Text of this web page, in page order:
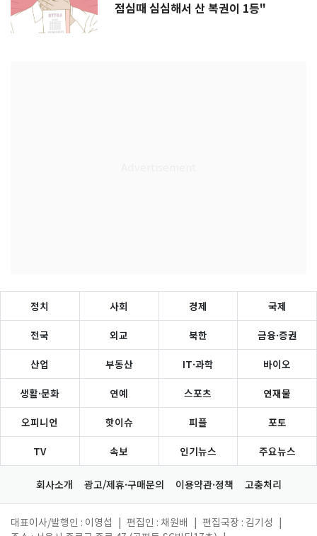
점심때 심심해서 산 복권이 1등"
정치 사회 경제 국제
전국 외교 북한 금융·증권
산업 부동산 IT·과학 바이오
생활·문화 연예 스포츠 연재물
오피니언 핫이슈 피플 포토
TV 속보 인기뉴스 주요뉴스
회사소개 광고/제휴·구매문의 이용약관·정책 고충처리
대표이사/발행인 : 이영섭 편집인 : 채원배 편집국장 : 김기성